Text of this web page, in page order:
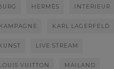
HERMÈS INTERIEUR
KAMPAGNE KARL LAGERFELD
LIVE STREAM
LOUIS VUITTON MAILAND